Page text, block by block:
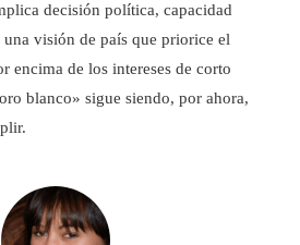
decisión política, capacidad
visión de país que priorice el
encima de los intereses de corto
blanco» sigue siendo, por ahora,